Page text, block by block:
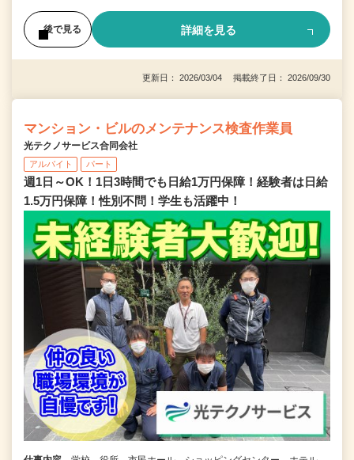
後で見る 詳細を見る
更新日： 2026/03/04 掲載終了日： 2026/09/30
マンション・ビルのメンテナンス検査作業員
光テクノサービス合同会社
アルバイト パート
週1日～OK！1日3時間でも日給1万円保障！経験者は日給
1.5万円保障！性別不問！学生も活躍中！